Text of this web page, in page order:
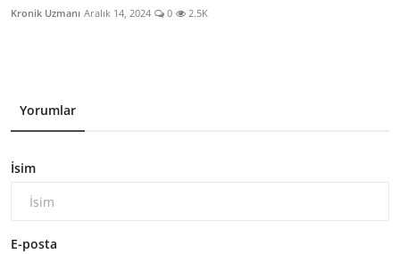
Kronik Uzmanı Aralık 14, 2024 0 2.5K
Yorumlar
İsim
E-posta